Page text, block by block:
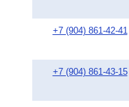
+7 (904) 861-42-41
+7 (904) 861-43-15